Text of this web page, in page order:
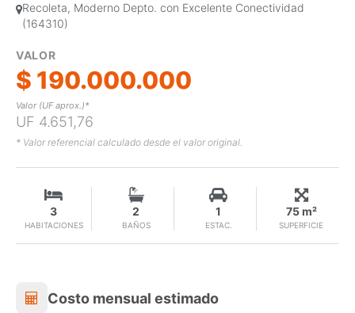
Recoleta, Moderno Depto. con Excelente Conectividad
(164310)
VALOR
$ 190.000.000
Valor (UF aprox.)*
UF 4.651,76
* Valor referencial calculado desde el valor original.
HABITACIONES
3
BAÑOS
2
ESTAC.
1
SUPERFICIE
75 m²
Costo mensual estimado
Costo mensual estimado